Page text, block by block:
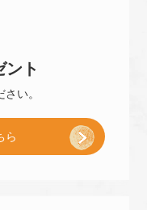
ント
い。
ら